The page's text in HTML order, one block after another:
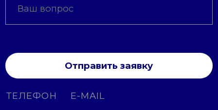
Отправить заявку
ТЕЛЕФОН E-MAIL